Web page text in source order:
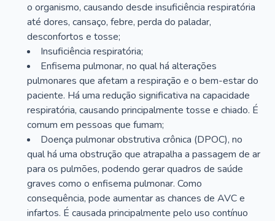
o organismo, causando desde insuficiência respiratória
até dores, cansaço, febre, perda do paladar,
desconfortos e tosse;
Insuficiência respiratória;
Enfisema pulmonar, no qual há alterações
pulmonares que afetam a respiração e o bem-estar do
paciente. Há uma redução significativa na capacidade
respiratória, causando principalmente tosse e chiado. É
comum em pessoas que fumam;
Doença pulmonar obstrutiva crônica (DPOC), no
qual há uma obstrução que atrapalha a passagem de ar
para os pulmões, podendo gerar quadros de saúde
graves como o enfisema pulmonar. Como
consequência, pode aumentar as chances de AVC e
infartos. É causada principalmente pelo uso contínuo